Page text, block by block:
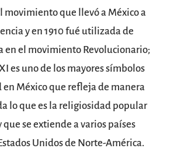
movimiento que llevó a México a
y en 1910 fué utilizada de
en el movimiento Revolucionario;
es uno de los mayores símbolos
México que refleja de manera
lo que es la religiosidad popular
que se extiende a varios países
Unidos de Norte-América.